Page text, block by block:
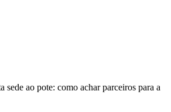
sede ao pote: como achar parceiros para a